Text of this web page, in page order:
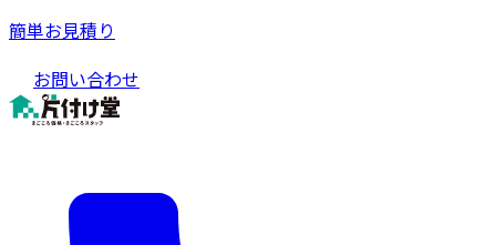
簡単お見積り
お問い合わせ